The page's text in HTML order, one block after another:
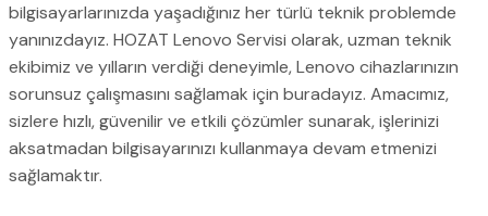
bilgisayarlarınızda yaşadığınız her türlü teknik problemde
yanınızdayız. HOZAT Lenovo Servisi olarak, uzman teknik
ekibimiz ve yılların verdiği deneyimle, Lenovo cihazlarınızın
sorunsuz çalışmasını sağlamak için buradayız. Amacımız,
sizlere hızlı, güvenilir ve etkili çözümler sunarak, işlerinizi
aksatmadan bilgisayarınızı kullanmaya devam etmenizi
sağlamaktır.